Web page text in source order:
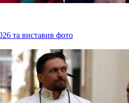
та виставив фото